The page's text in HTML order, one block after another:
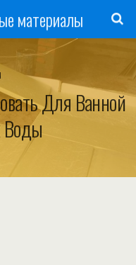
материалы
Для Ванной
Воды